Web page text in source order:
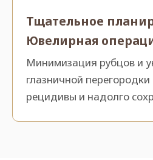
Тщательное
Ювелирная
Минимизация рубцов и
глазничной
рецидивы и надолго